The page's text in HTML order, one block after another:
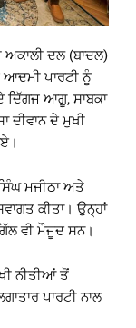
ਅਕਾਲੀ ਦਲ (ਬਾਦਲ)
ਪਾਰਟੀ ਨੂੰ
ਦਿੱਗਜ ਆਗੂ, ਸਾਬਕਾ
ਦੀਵਾਨ ਦੇ ਮੁਖੀ
ਮਜੀਠਾ ਅਤੇ
ਕੀਤਾ। ਉਨ੍ਹਾਂ
ਵੀ ਮੌਜੂਦ ਸਨ।
ਨੀਤੀਆਂ ਤੋਂ
ਪਾਰਟੀ ਨਾਲ